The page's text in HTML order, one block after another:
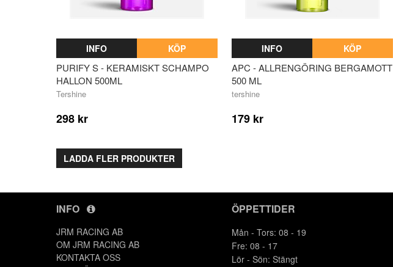
INFO KÖP
PURIFY S - KERAMISKT SCHAMPO
HALLON 500ML
Tershine
298 kr
INFO KÖP
APC - ALLRENGÖRING BERGAMOTT
500 ML
tershine
179 kr
LADDA FLER PRODUKTER
INFO
JRM RACING AB
OM JRM RACING AB
KONTAKTA OSS
ÖPPETTIDER
Mån - Tors: 08 - 19
Fre: 08 - 17
Lör - Sön: Stängt